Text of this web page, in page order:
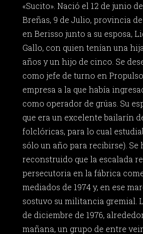
«Sucito». Nació el 12 de junio
Breñas, 9 de Julio, provincia
en Berisso junto a su esposa,
Gallo, con quien tenían una
años y un hijo de cinco. Se
como jefe de turno en
empresa a la que había
como operador de grúas. Su
que era un excelente bailarín
folclóricas, para lo cual
sólo un año para recibirse). Se
reconstruido que la escalada
persecutoria en la fábrica
mediados de 1974 y, en ese
sostuvo su militancia gremial.
de diciembre de 1976,
mañana, un grupo de entre